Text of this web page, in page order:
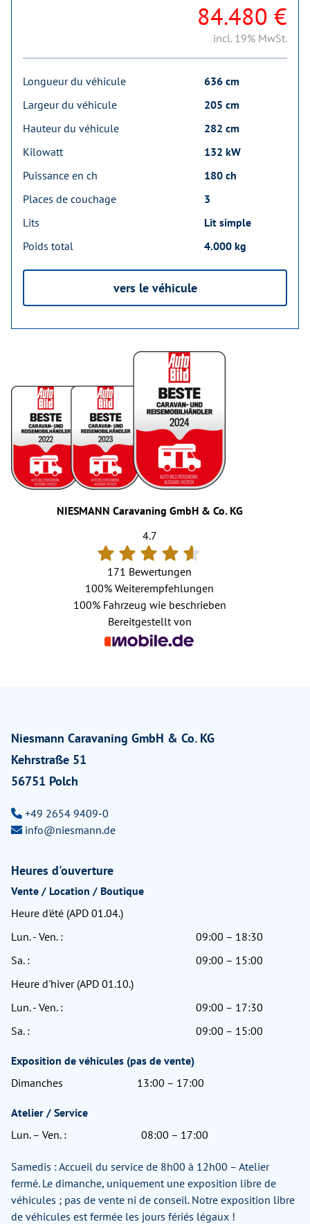
84.480 €
incl. 19% MwSt.
Longueur du véhicule
636 cm
Largeur du véhicule
205 cm
Hauteur du véhicule
282 cm
Kilowatt
132 kW
Puissance en ch
180 ch
Places de couchage
3
Lits
Lit simple
Poids total
4.000 kg
vers le véhicule
NIESMANN Caravaning GmbH & Co. KG
4.7
171 Bewertungen
100% Weiterempfehlungen
100%Fahrzeug wie beschrieben
Bereitgestellt von
Niesmann Caravaning GmbH & Co. KG
Kehrstraße 51
56751 Polch
+49 2654 9409-0
info@niesmann.de
Heures d'ouverture
Vente / Location / Boutique
Heure d'été (APD 01.04.)
Lun. - Ven. :
09:00 – 18:30
Sa. :
09:00 – 15:00
Heure d'hiver (APD 01.10.)
Lun. - Ven. :
09:00 – 17:30
Sa. :
09:00 – 15:00
Exposition de véhicules (pas de vente)
Dimanches
13:00 – 17:00
Atelier / Service
Lun. – Ven. :
08:00 – 17:00
Samedis : Accueil du service de 8h00 à 12h00 – Atelier
fermé. Le dimanche, uniquement une exposition libre de
véhicules ; pas de vente ni de conseil. Notre exposition libre
de véhicules est fermée les jours fériés légaux !